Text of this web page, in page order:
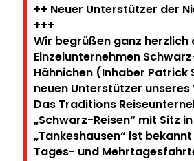
++ Neuer Unterstützer der
+++
Wir begrüßen ganz herzlich
Einzelunternehmen
Hähnichen (Inhaber Patrick
neuen Unterstützer unseres
Das Traditions
„Schwarz-Reisen“ mit Sitz in
„Tankeshausen“ ist
Tages- und